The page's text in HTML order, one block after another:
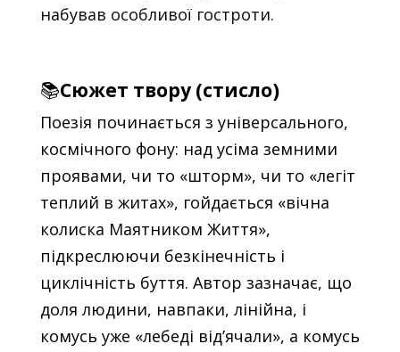
набував особливої гостроти.
📚Сюжет твору (стисло)
Поезія починається з універсального,
космічного фону: над усіма земними
проявами, чи то «шторм», чи то «легіт
теплий в житах», гойдається «вічна
колиска Маятником Життя»,
підкреслюючи безкінечність і
циклічність буття. Автор зазначає, що
доля людини, навпаки, лінійна, і
комусь уже «лебеді від’ячали», а комусь